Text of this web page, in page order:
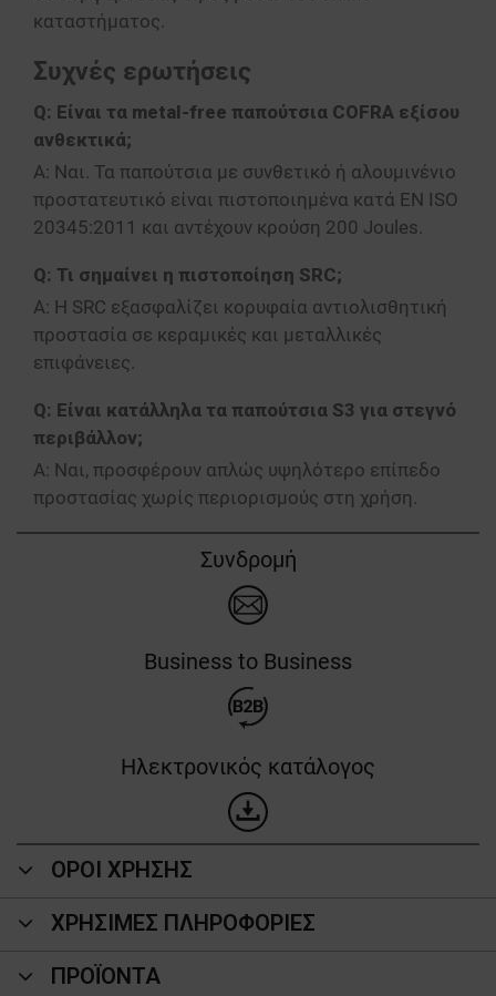
καταστήματος.
Συχνές ερωτήσεις
Q: Είναι τα metal-free παπούτσια COFRA εξίσου
ανθεκτικά;
A: Ναι. Τα παπούτσια με συνθετικό ή αλουμινένιο
προστατευτικό είναι πιστοποιημένα κατά EN ISO
20345:2011 και αντέχουν κρούση 200 Joules.
Q: Τι σημαίνει η πιστοποίηση SRC;
A: Η SRC εξασφαλίζει κορυφαία αντιολισθητική
προστασία σε κεραμικές και μεταλλικές
επιφάνειες.
Q: Είναι κατάλληλα τα παπούτσια S3 για στεγνό
περιβάλλον;
A: Ναι, προσφέρουν απλώς υψηλότερο επίπεδο
προστασίας χωρίς περιορισμούς στη χρήση.
Συνδρομή
Business to Business
Ηλεκτρονικός κατάλογος
ΟΡΟΙ ΧΡΗΣΗΣ
ΧΡΗΣΙΜΕΣ ΠΛΗΡΟΦΟΡΙΕΣ
ΠΡΟΪΌΝΤΑ